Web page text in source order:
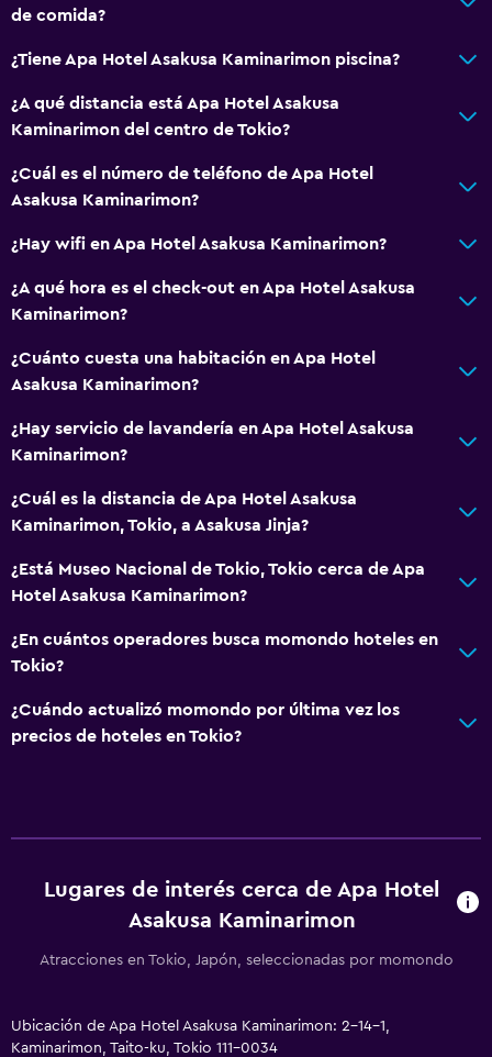
Cepillo de dientes
Comedor
Restaurante
Nevera
Máquina expendedora (bebidas)
Vista a una calle tranquila
Teléfono
Espacio de almacenamiento
Salud y seguridad
Botiquín de primeros auxilios
Cámaras CCTV en el exterior
Acceso con tarjeta
Check-out exprés
Check-in/check-out privado
de comida?
¿Tiene Apa Hotel Asakusa Kaminarimon piscina?
¿A qué distancia está Apa Hotel Asakusa
Kaminarimon del centro de Tokio?
¿Cuál es el número de teléfono de Apa Hotel
Asakusa Kaminarimon?
¿Hay wifi en Apa Hotel Asakusa Kaminarimon?
¿A qué hora es el check-out en Apa Hotel Asakusa
Kaminarimon?
¿Cuánto cuesta una habitación en Apa Hotel
Asakusa Kaminarimon?
¿Hay servicio de lavandería en Apa Hotel Asakusa
Kaminarimon?
¿Cuál es la distancia de Apa Hotel Asakusa
Kaminarimon, Tokio, a Asakusa Jinja?
¿Está Museo Nacional de Tokio, Tokio cerca de Apa
Hotel Asakusa Kaminarimon?
¿En cuántos operadores busca momondo hoteles en
Tokio?
¿Cuándo actualizó momondo por última vez los
precios de hoteles en Tokio?
Lugares de interés cerca de Apa Hotel
Asakusa Kaminarimon
Atracciones en Tokio, Japón, seleccionadas por momondo
Ubicación de Apa Hotel Asakusa Kaminarimon: 2-14-1,
Kaminarimon, Taito-ku, Tokio 111-0034